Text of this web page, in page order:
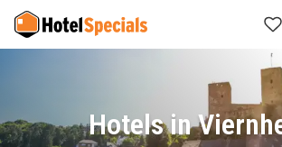
Hotels in